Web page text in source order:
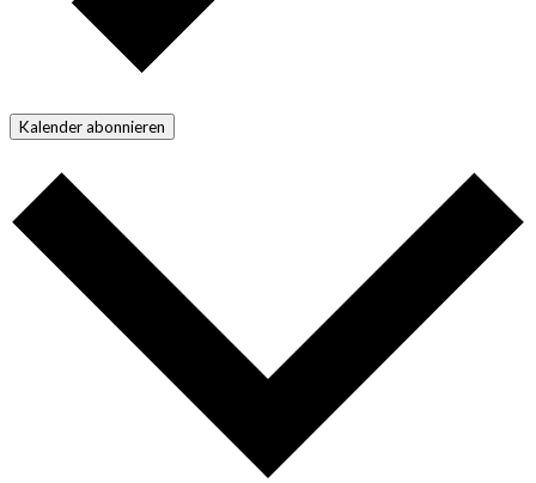
Kalender abonnieren